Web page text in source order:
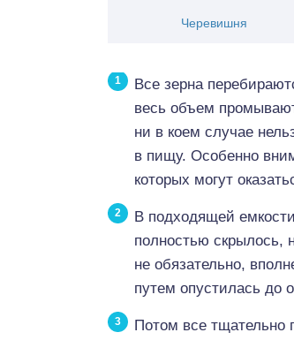
Черевишня
Все зерна
весь объем
ни в коем случае
в пищу. Особенно
которых могут
В подходящей
полностью скрылось,
не обязательно,
путем опустилась до
Потом все тщательно